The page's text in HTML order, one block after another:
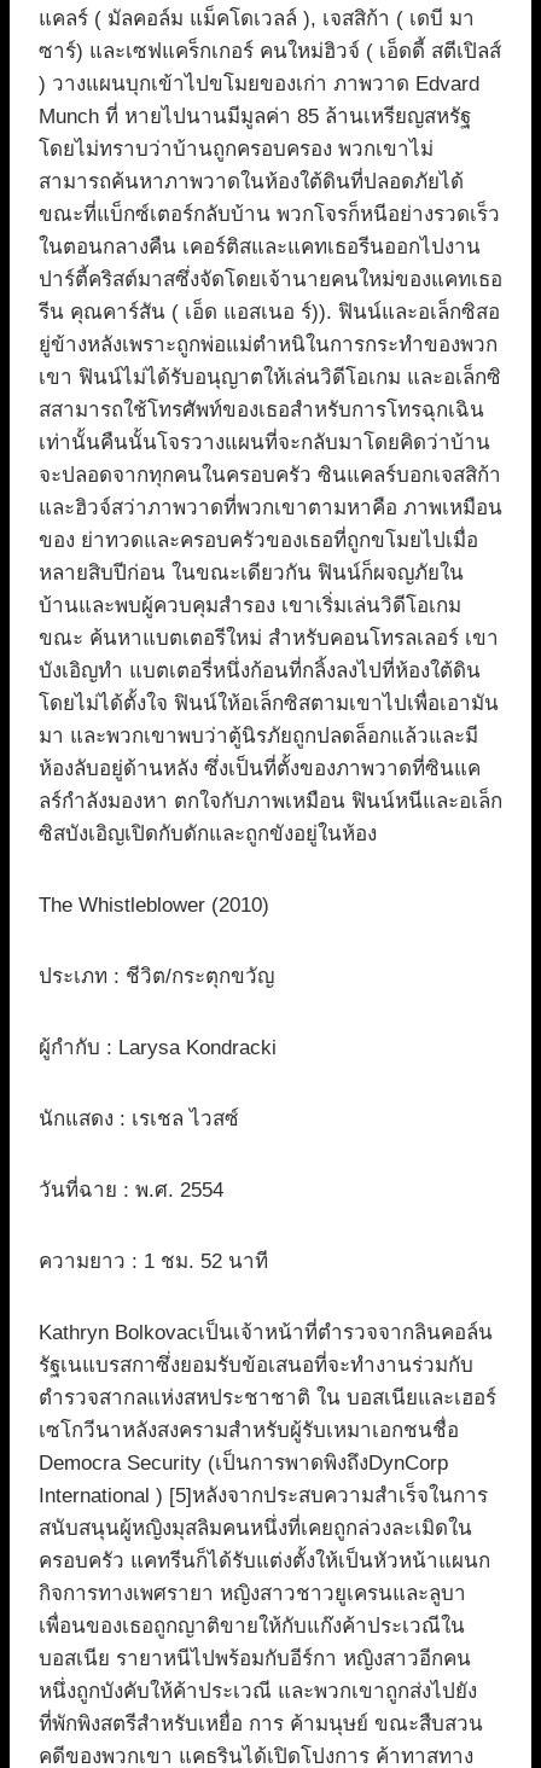
แคลร์ ( มัลคอล์ม แม็คโดเวลล์ ), เจสสิก้า ( เดบี มา
ซาร์) และเซฟแคร็กเกอร์ คนใหม่ฮิวจ์ ( เอ็ดดี้ สตีเปิลส์
) วางแผนบุกเข้าไปขโมยของเก่า ภาพวาด Edvard
Munch ที่ หายไปนานมีมูลค่า 85 ล้านเหรียญสหรัฐ
โดยไม่ทราบว่าบ้านถูกครอบครอง พวกเขาไม่
สามารถค้นหาภาพวาดในห้องใต้ดินที่ปลอดภัยได้
ขณะที่แบ็กซ์เตอร์กลับบ้าน พวกโจรก็หนีอย่างรวดเร็ว
ในตอนกลางคืน เคอร์ติสและแคทเธอรีนออกไปงาน
ปาร์ตี้คริสต์มาสซึ่งจัดโดยเจ้านายคนใหม่ของแคทเธอ
รีน คุณคาร์สัน ( เอ็ด แอสเนอ ร์)). ฟินน์และอเล็กซิสอ
ยู่ข้างหลังเพราะถูกพ่อแม่ตำหนิในการกระทำของพวก
เขา ฟินน์ไม่ได้รับอนุญาตให้เล่นวิดีโอเกม และอเล็กซิ
สสามารถใช้โทรศัพท์ของเธอสำหรับการโทรฉุกเฉิน
เท่านั้นคืนนั้นโจรวางแผนที่จะกลับมาโดยคิดว่าบ้าน
จะปลอดจากทุกคนในครอบครัว ซินแคลร์บอกเจสสิก้า
และฮิวจ์สว่าภาพวาดที่พวกเขาตามหาคือ ภาพเหมือน
ของ ย่าทวดและครอบครัวของเธอที่ถูกขโมยไปเมื่อ
หลายสิบปีก่อน ในขณะเดียวกัน ฟินน์ก็ผจญภัยใน
บ้านและพบผู้ควบคุมสำรอง เขาเริ่มเล่นวิดีโอเกม
ขณะ ค้นหาแบตเตอรีใหม่ สำหรับคอนโทรลเลอร์ เขา
บังเอิญทำ แบตเตอรี่หนึ่งก้อนที่กลิ้งลงไปที่ห้องใต้ดิน
โดยไม่ได้ตั้งใจ ฟินน์ให้อเล็กซิสตามเขาไปเพื่อเอามัน
มา และพวกเขาพบว่าตู้นิรภัยถูกปลดล็อกแล้วและมี
ห้องลับอยู่ด้านหลัง ซึ่งเป็นที่ตั้งของภาพวาดที่ซินแค
ลร์กำลังมองหา ตกใจกับภาพเหมือน ฟินน์หนีและอเล็ก
ซิสบังเอิญเปิดกับดักและถูกขังอยู่ในห้อง
The Whistleblower (2010)
ประเภท : ชีวิต/กระตุกขวัญ
ผู้กำกับ : Larysa Kondracki
นักแสดง : เรเชล ไวสซ์
วันที่ฉาย : พ.ศ. 2554
ความยาว : 1 ชม. 52 นาที
Kathryn Bolkovacเป็นเจ้าหน้าที่ตำรวจจากลินคอล์น
รัฐเนแบรสกาซึ่งยอมรับข้อเสนอที่จะทำงานร่วมกับ
ตำรวจสากลแห่งสหประชาชาติ ใน บอสเนียและเฮอร์
เซโกวีนาหลังสงครามสำหรับผู้รับเหมาเอกชนชื่อ
Democra Security (เป็นการพาดพิงถึงDynCorp
International ) [5]หลังจากประสบความสำเร็จในการ
สนับสนุนผู้หญิงมุสลิมคนหนึ่งที่เคยถูกล่วงละเมิดใน
ครอบครัว แคทรีนก็ได้รับแต่งตั้งให้เป็นหัวหน้าแผนก
กิจการทางเพศรายา หญิงสาวชาวยูเครนและลูบา
เพื่อนของเธอถูกญาติขายให้กับแก๊งค้าประเวณีใน
บอสเนีย รายาหนีไปพร้อมกับอีร์กา หญิงสาวอีกคน
หนึ่งถูกบังคับให้ค้าประเวณี และพวกเขาถูกส่งไปยัง
ที่พักพิงสตรีสำหรับเหยื่อ การ ค้ามนุษย์ ขณะสืบสวน
คดีของพวกเขา แคธรินได้เปิดโปงการ ค้าทาสทาง